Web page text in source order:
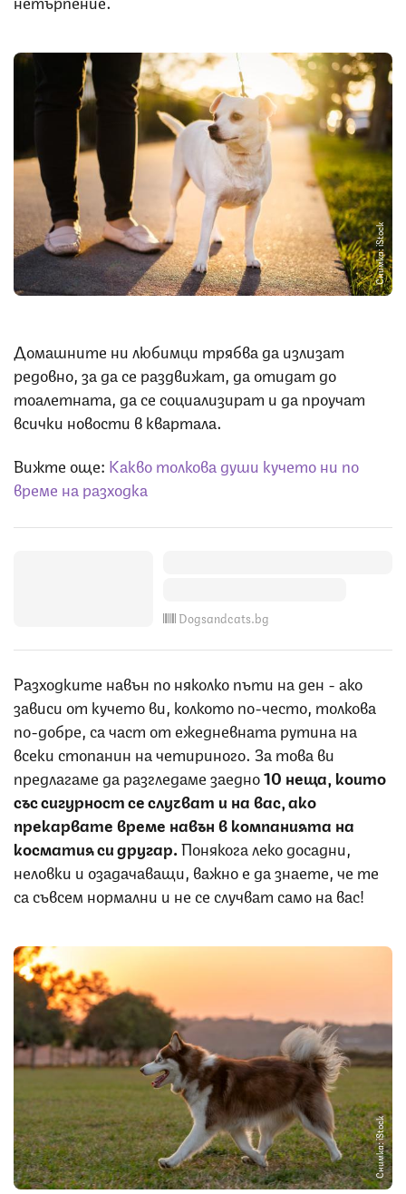
Снимка: iStock
Домашните ни любимци трябва да излизат
редовно, за да се раздвижат, да отидат до
тоалетната, да се социализират и да проучат
всички новости в квартала.
Вижте още: Какво толкова души кучето ни по
време на разходка
Dogsandcats.bg
Разходките навън по няколко пъти на ден - ако
зависи от кучето ви, колкото по-често, толкова
по-добре, са част от ежедневната рутина на
всеки стопанин на четириного. За това ви
предлагаме да разгледаме заедно10 неща, които
със сигурност се случват и на вас, ако
прекарвате време навън в компанията на
косматия си другар.Понякога леко досадни,
неловки и озадачаващи, важно е да знаете, че те
са съвсем нормални и не се случват само на вас!
Снимка: iStock